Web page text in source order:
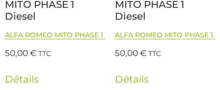
MITO PHASE 1
Diesel
ALFA ROMEO MITO PHASE 1
50,00€ TTC
Détails
MITO PHASE 1
Diesel
ALFA ROMEO MITO PHASE 1
50,00€ TTC
Détails